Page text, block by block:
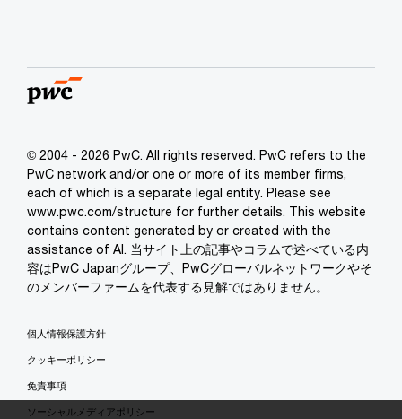
© 2004 - 2026 PwC. All rights reserved. PwC refers to the
PwC network and/or one or more of its member firms,
each of which is a separate legal entity. Please see
www.pwc.com/structure for further details. This website
contains content generated by or created with the
assistance of AI. 当サイト上の記事やコラムで述べている内
容はPwC Japanグループ、PwCグローバルネットワークやそ
のメンバーファームを代表する見解ではありません。
個人情報保護方針
クッキーポリシー
免責事項
ソーシャルメディアポリシー